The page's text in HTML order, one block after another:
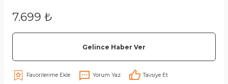
7.699 ₺
Gelince Haber Ver
Yorum Yaz Tavsiye Et